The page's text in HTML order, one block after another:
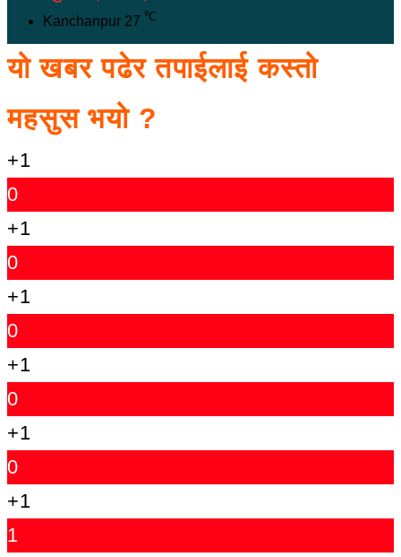
Kanchanpur 27 ℃
यो खबर पढेर तपाईलाई कस्तो
महसुस भयो ?
+1
0
+1
0
+1
0
+1
0
+1
0
+1
1